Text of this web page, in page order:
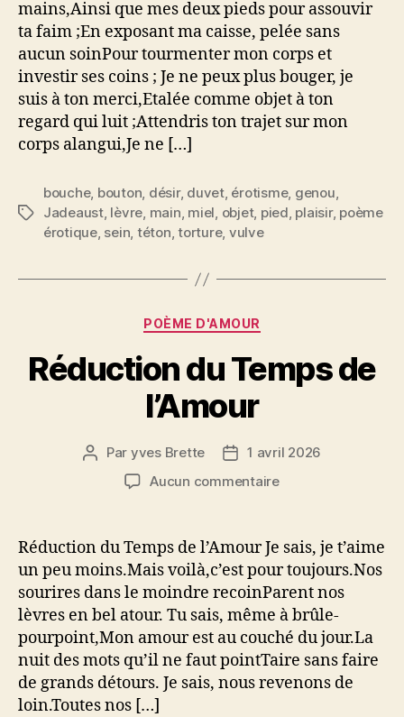
dos
et
attacher
mes
mains
mains,Ainsi que mes deux pieds pour assouvir
ta faim ;En exposant ma caisse, pelée sans
aucun soinPour tourmenter mon corps et
investir ses coins ; Je ne peux plus bouger, je
suis à ton merci,Etalée comme objet à ton
regard qui luit ;Attendris ton trajet sur mon
corps alangui,Je ne […]
Étiquettes
bouche, bouton, désir, duvet, érotisme, genou,
Jadeaust, lèvre, main, miel, objet, pied, plaisir, poème
érotique, sein, téton,torture, vulve
Catégories
POÈME D'AMOUR
Réduction du Temps de
l’Amour
Auteur
l’article
Par yves Brette
Date1 avril 2026
Aucun commentairesur
Temps
l’Amour
Réduction du Temps de l’Amour Je sais, je t’aime
un peu moins.Mais voilà,c’est pour toujours.Nos
sourires dans le moindre recoinParent nos
lèvres en bel atour. Tu sais, même à brûle-
pourpoint,Mon amour est au couché du jour.La
nuit des mots qu’il ne faut pointTaire sans faire
de grands détours. Je sais, nous revenons de
loin.Toutes nos […]